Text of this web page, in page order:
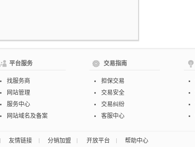
平台服务
找服务商
网站管理
服务中心
网站域名及备案
交易指南
担保交易
交易安全
交易纠纷
客服中心
友情链接 分销加盟 开放平台 帮助中心